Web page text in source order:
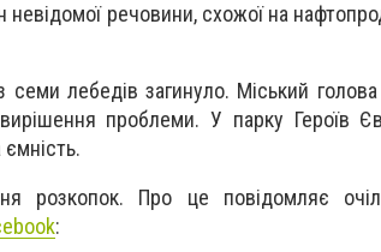
речовини, схожої на
семи лебедів загинуло. Міський
проблеми. У парку Героїв
розкопок. Про це повідомляє
: